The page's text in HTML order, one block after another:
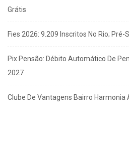
Grátis
Fies 2026: 9.209 Inscritos No Rio; Pré-
Pix Pensão: Débito Automático De
2027
Clube De Vantagens Bairro